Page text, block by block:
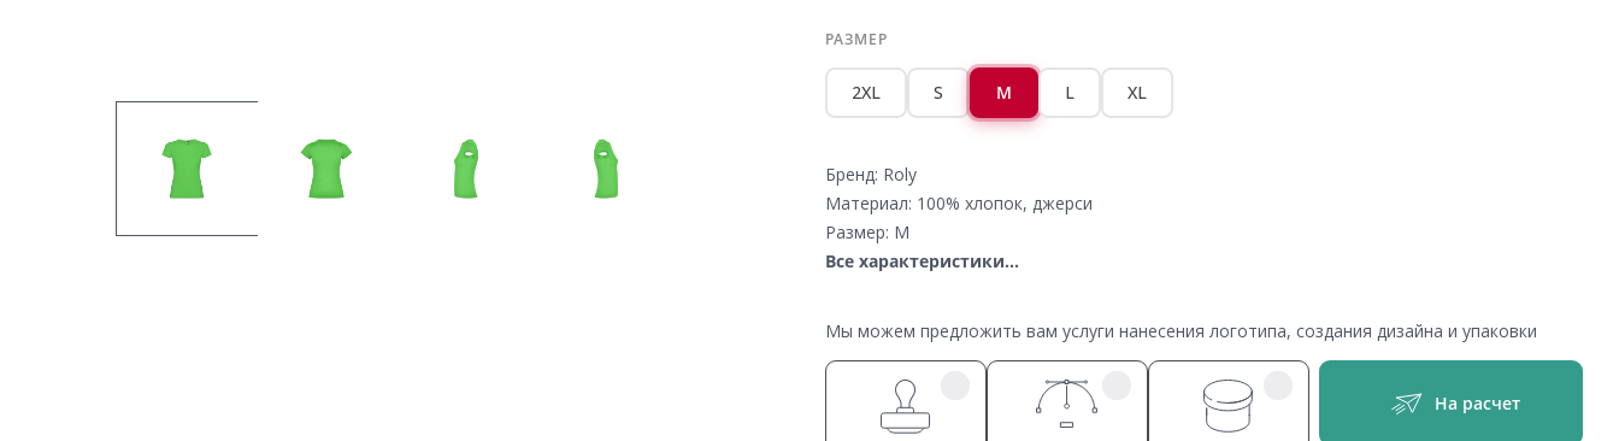
РАЗМЕР
2XL S M L XL
Бренд: Roly
Материал: 100% хлопок, джерси
Размер: M
Все характеристики...
Мы можем предложить вам услуги нанесения логотипа, создания дизайна и упаковки
На расчет